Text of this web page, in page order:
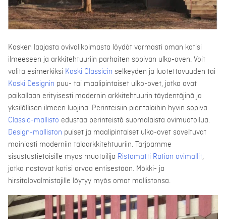
Kasken laajasta ovivalikoimasta löydät varmasti oman kotisi
ilmeeseen ja arkkitehtuuriin parhaiten sopivan ulko-oven. Voit
valita esimerkiksi Kaski Classicin selkeyden ja luotettavuuden tai
Kaski Designin puu- tai maalipintaiset ulko-ovet, jotka ovat
paikallaan erityisesti modernin arkkitehtuurin täydentäjinä ja
yksilöllisen ilmeen luojina. Perinteisiin pientaloihin hyvin sopiva
Classic-mallisto edustaa perinteistä suomalaista ovimuotoilua.
Design-malliston puiset ja maalipintaiset ulko-ovet soveltuvat
mainiosti moderniin taloarkkitehtuuriin. Tarjoamme
sisustustietoisille myös muotoilija Ristomatti Ratian ovimallit,
jotka nostavat kotisi arvoa entisestään. Mökki- ja
hirsitalovalmistajille löytyy myös omat mallistonsa.